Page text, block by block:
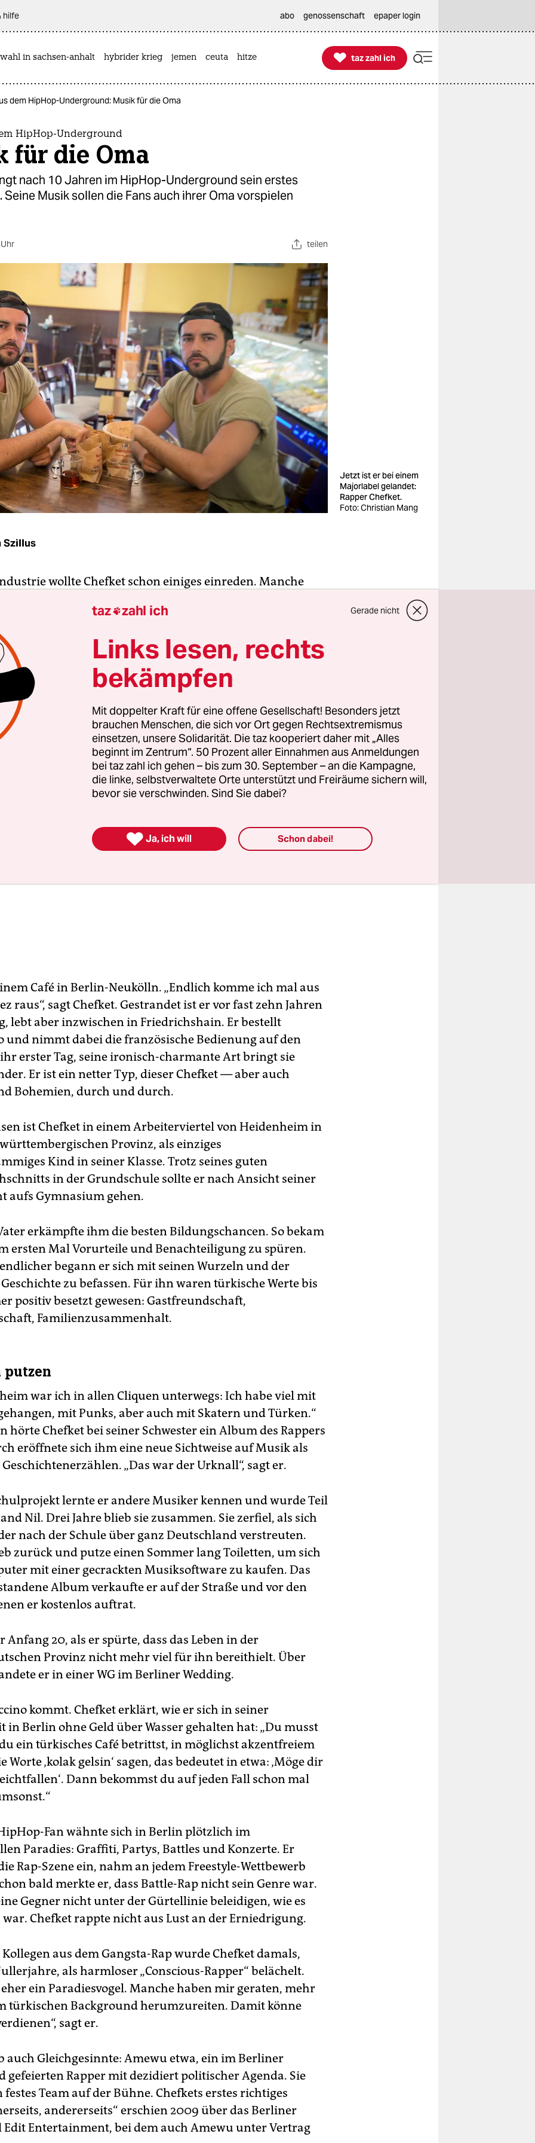
hilfe abo genossenschaft epaper login
in sachsen-anhalt hybrider krieg jemen ceuta hitze 
taz zahl ich
taz zahl ich
dem HipHop-Underground: Musik für die Oma
HipHop-Underground
für die Oma
nach 10 Jahren im HipHop-Underground sein erstes
Seine Musik sollen die Fans auch ihrer Oma vorspielen
teilen
Jetzt ist er bei einem
Majorlabel gelandet:
Rapper Chefket.
Foto: Christian Mang
Szillus
wollte Chefket schon einiges einreden. Manche
Naidoo werden. Andere sagten, er solle nur noch
aber eine härtere Sprache verwenden.
der bürgerlich Şevket Dirican heißt, ging
Weg zwischen Rap und Soul und präsentiert nun nach
im HipHop-Untergrund sein Majordebüt:
ein subtil politisches, sehr musikalisches HipHop-
Ghetto-Attitüde, ohne moralischen Zeigefinger.
Café in Berlin-Neukölln. „Endlich komme ich mal aus
raus“, sagt Chefket. Gestrandet ist er vor fast zehn Jahren
lebt aber inzwischen in Friedrichshain. Er bestellt
und nimmt dabei die französische Bedienung auf den
erster Tag, seine ironisch-charmante Art bringt sie
Er ist ein netter Typ, dieser Chefket — aber auch
Bohemien, durch und durch.
ist Chefket in einem Arbeiterviertel von Heidenheim in
Provinz, als einziges
Kind in seiner Klasse. Trotz seines guten
in der Grundschule sollte er nach Ansicht seiner
aufs Gymnasium gehen.
erkämpfte ihm die besten Bildungschancen. So bekam
ersten Mal Vorurteile und Benachteiligung zu spüren.
begann er sich mit seinen Wurzeln und der
zu befassen. Für ihn waren türkische Werte bis
positiv besetzt gewesen: Gastfreundschaft,
Familienzusammenhalt.
war ich in allen Cliquen unterwegs: Ich habe viel mit
mit Punks, aber auch mit Skatern und Türken.“
hörte Chefket bei seiner Schwester ein Album des Rappers
eröffnete sich ihm eine neue Sichtweise auf Musik als
„Das war der Urknall“, sagt er.
lernte er andere Musiker kennen und wurde Teil
Nil. Drei Jahre blieb sie zusammen. Sie zerfiel, als sich
nach der Schule über ganz Deutschland verstreuten.
zurück und putze einen Sommer lang Toiletten, um sich
mit einer gecrackten Musiksoftware zu kaufen. Das
Album verkaufte er auf der Straße und vor den
er kostenlos auftrat.
Anfang 20, als er spürte, dass das Leben in der
Provinz nicht mehr viel für ihn bereithielt. Über
er in einer WG im Berliner Wedding.
kommt. Chefket erklärt, wie er sich in seiner
in Berlin ohne Geld über Wasser gehalten hat: „Du musst
ein türkisches Café betrittst, in möglichst akzentfreiem
Worte ‚kolak gelsin‘ sagen, das bedeutet in etwa: ‚Möge dir
Dann bekommst du auf jeden Fall schon mal
Fan wähnte sich in Berlin plötzlich im
Paradies: Graffiti, Partys, Battles und Konzerte. Er
Rap-Szene ein, nahm an jedem Freestyle-Wettbewerb
bald merkte er, dass Battle-Rap nicht sein Genre war.
Gegner nicht unter der Gürtellinie beleidigen, wie es
Chefket rappte nicht aus Lust an der Erniedrigung.
aus dem Gangsta-Rap wurde Chefket damals,
als harmloser „Conscious-Rapper“ belächelt.
ein Paradiesvogel. Manche haben mir geraten, mehr
türkischen Background herumzureiten. Damit könne
sagt er.
auch Gleichgesinnte: Amewu etwa, ein im Berliner
gefeierten Rapper mit dezidiert politischer Agenda. Sie
Team auf der Bühne. Chefkets erstes richtiges
andererseits“ erschien 2009 über das Berliner
Edit Entertainment, bei dem auch Amewu unter Vertrag
taz zahl ich Gerade nicht
Links lesen, rechts
bekämpfen
Mit doppelter Kraft für eine offene Gesellschaft! Besonders jetzt
brauchen Menschen, die sich vor Ort gegen Rechtsextremismus
einsetzen, unsere Solidarität. Die taz kooperiert daher mit „Alles
beginnt im Zentrum“. 50 Prozent aller Einnahmen aus Anmeldungen
bei taz zahl ich gehen – bis zum 30. September – an die Kampagne,
die linke, selbstverwaltete Orte unterstützt und Freiräume sichern will,
bevor sie verschwinden. Sind Sie dabei?
 Ja, ich will Schon dabei!